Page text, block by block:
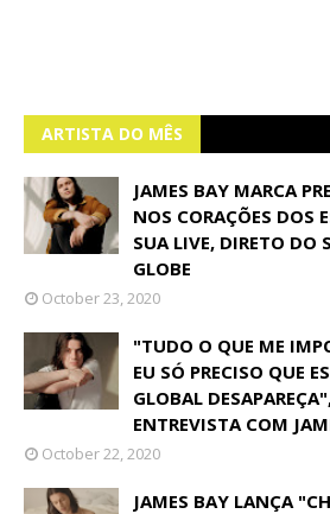
ARTISTA DO MÊS
JAMES BAY MARCA
NOS CORAÇÕES DOS
SUA LIVE, DIRETO DO
GLOBE
October 23, 2020
"TUDO O QUE ME
EU SÓ PRECISO QUE
GLOBAL
ENTREVISTA COM
October 22, 2020
JAMES BAY LANÇA